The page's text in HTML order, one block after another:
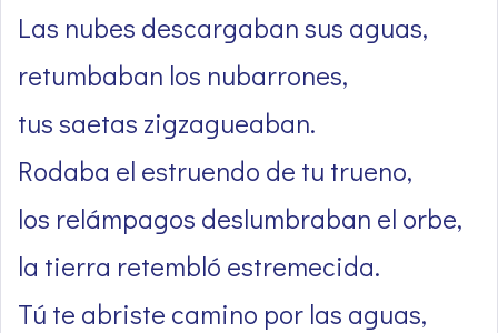
Las nubes descargaban sus aguas,
retumbaban los nubarrones,
tus saetas zigzagueaban.
Rodaba el estruendo de tu trueno,
los relámpagos deslumbraban el orbe,
la tierra retembló estremecida.
Tú te abriste camino por las aguas,